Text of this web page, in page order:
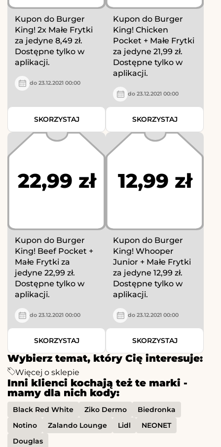
Wybierz temat, który Cię interesuje:
Więcej o sklepie
Inni klienci kochają też te marki -
mamy dla nich kody:
Black Red White Ziko Dermo
Biedronka
Notino
Zalando Lounge Lidl
NEONET
Douglas
Kupon do Burger
King! 2x Małe Frytki
za jedyne 8,49 zł.
Dostępne tylko w
aplikacji.
do 23.12.2021 00:00
SKORZYSTAJ
Kupon do Burger
King! Chicken
Pocket + Małe Frytki
za jedyne 21,99 zł.
Dostępne tylko w
aplikacji.
do 23.12.2021 00:00
SKORZYSTAJ
22,99 zł
Kupon do Burger
King! Beef Pocket +
Małe Frytki za
jedyne 22,99 zł.
Dostępne tylko w
aplikacji.
do 23.12.2021 00:00
SKORZYSTAJ
12,99 zł
Kupon do Burger
King! Whooper
Junior + Małe Frytki
za jedyne 12,99 zł.
Dostępne tylko w
aplikacji.
do 23.12.2021 00:00
SKORZYSTAJ